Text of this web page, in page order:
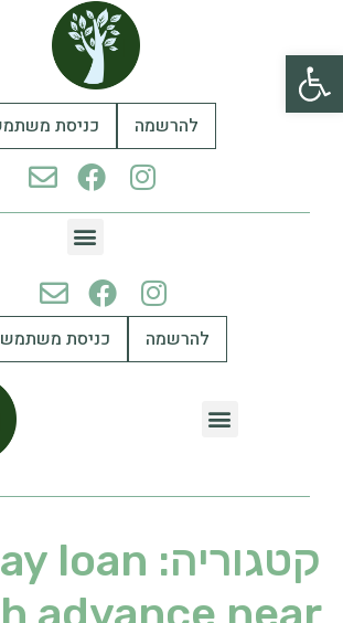
פתח סרגל נגישות
להרשמה כניסת
להרשמה כניסת
קטגוריה: loan